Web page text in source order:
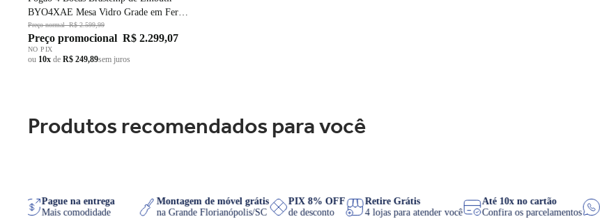
BYO4XAE Mesa Vidro Grade em Ferro
Fundido Dupla Chama Preto Bivolt
Preço normalR$ 2.599,99
Preço promocional R$ 2.299,07
NO PIX
ou 10x de R$ 249,89sem juros
Produtos recomendados para você
Pague na entrega
Mais comodidade
Montagem de móvel grátis
na Grande Florianópolis/SC
PIX 8% OFF
de desconto
Retire Grátis
4 lojas para atender você
Até 10x no cartão
Confira os parcelamentos